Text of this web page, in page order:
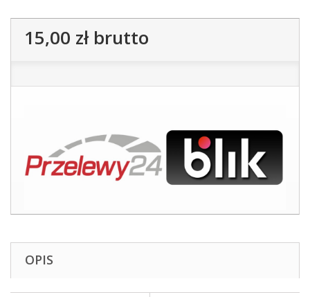
15,00 złbrutto
OPIS